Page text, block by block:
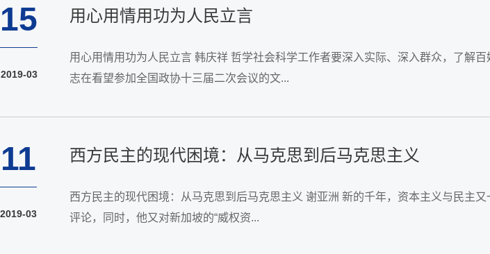
15
2019-03
用心用情用功为人民立言
用心用情用功为人民立言 韩庆祥 哲学社会科学工作者要深入实际、深入群众，了解
志在看望参加全国政协十三届二次会议的文...
11
2019-03
西方民主的现代困境：从马克思到后马克思主义
西方民主的现代困境：从马克思到后马克思主义 谢亚洲 新的千年，资本主义与民主
评论，同时，他又对新加坡的“威权资...